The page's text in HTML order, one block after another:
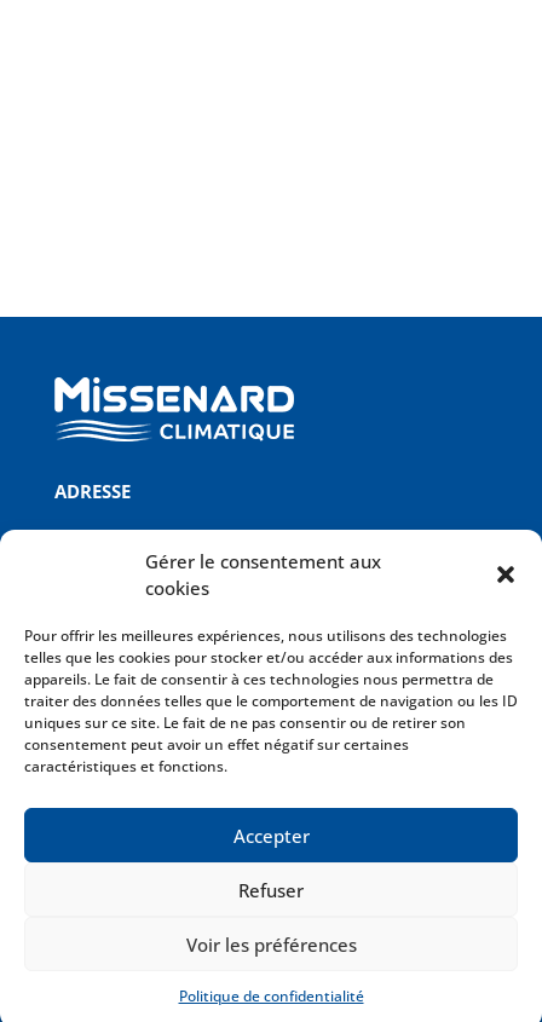
Gérer le consentement aux
cookies
Pour offrir les meilleures expériences, nous utilisons des technologies
telles que les cookies pour stocker et/ou accéder aux informations des
appareils. Le fait de consentir à ces technologies nous permettra de
traiter des données telles que le comportement de navigation ou les ID
uniques sur ce site. Le fait de ne pas consentir ou de retirer son
consentement peut avoir un effet négatif sur certaines
caractéristiques et fonctions.
Accepter
Refuser
Voir les préférences
Politique de confidentialité
ADRESSE
ZI Le Royeux
Rue Eugène Freyssinet
INFOS
Mentions légales
Politique de confidentialité
Plan du site
2018 © Missenard Quint B Tous droits réservés